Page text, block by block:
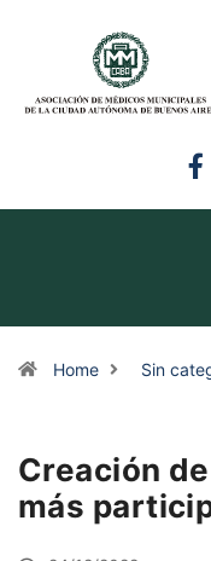
Home Sin
Creación
más